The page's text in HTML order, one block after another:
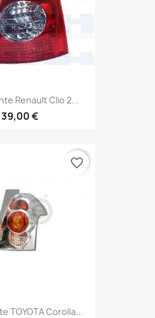
Renault Clio 2...
39,00 €
TOYOTA Corolla...
favorite_border